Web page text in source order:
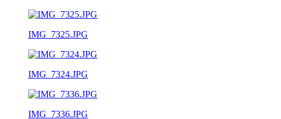
IMG_7325.JPG
IMG_7324.JPG
IMG_7336.JPG